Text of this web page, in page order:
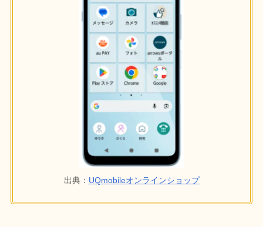
出典： UQmobileオンラインショップ